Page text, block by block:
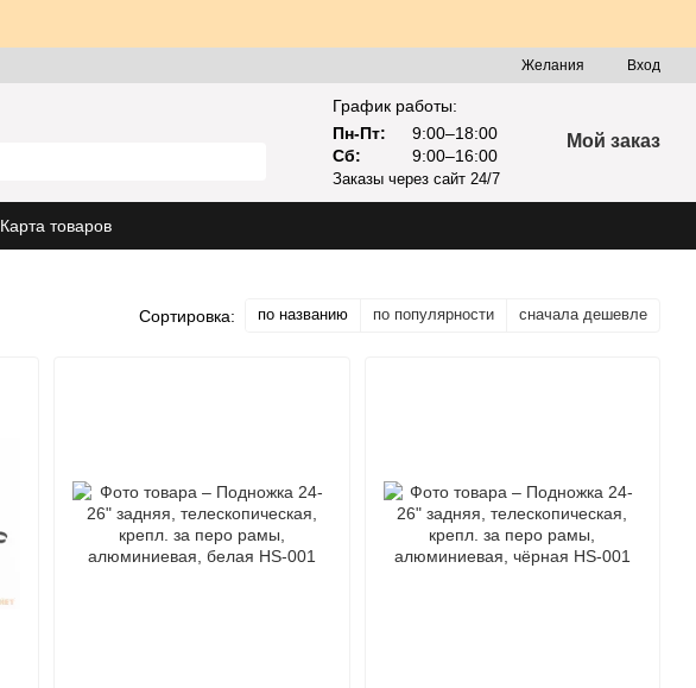
Желания Вход
График работы:
Пн-Пт:
9:00–18:00
Сб:
9:00–16:00
Заказы через сайт 24/7
Мой заказ
Карта товаров
Сортировка: по названию по популярности сначала дешевле